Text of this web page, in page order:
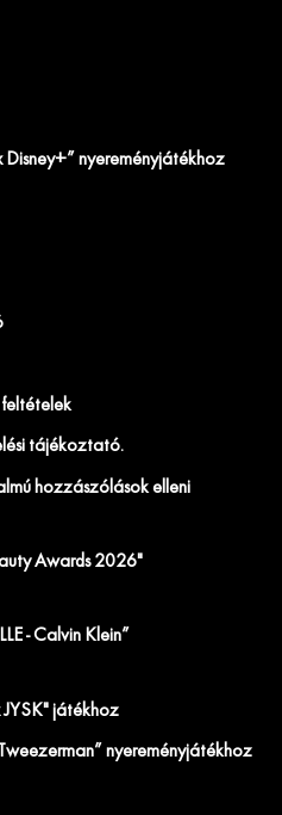
Disney+” nyereményjátékhoz
feltételek
tájékoztató.
hozzászólások elleni
Awards 2026"
- Calvin Klein”
JYSK" játékhoz
nyereményjátékhoz